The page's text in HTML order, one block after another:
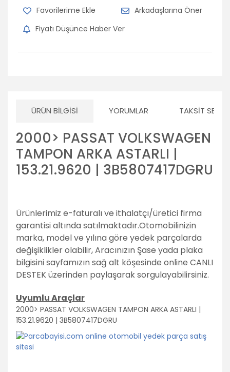
Arkadaşlarına Öner
Fiyatı Düşünce Haber Ver
ÜRÜN BILGISI YORUMLAR TAKSIT
2000> PASSAT VOLKSWAGEN
TAMPON ARKA ASTARLI |
153.21.9620 | 3B5807417DGRU
Ürünlerimiz e-faturalı ve ithalatçı/üretici firma
garantisi altında satılmaktadır.Otomobilinizin
marka, model ve yılına göre yedek parçalarda
değişiklikler olabilir,Aracınızın Şase yada plaka
bilgisini sayfamızın sağ alt köşesinde online CANLI
DESTEK üzerinden paylaşarak sorgulayabilirsiniz.
Uyumlu Araçlar
2000> PASSAT VOLKSWAGEN TAMPON ARKA ASTARLI |
153.21.9620 | 3B5807417DGRU